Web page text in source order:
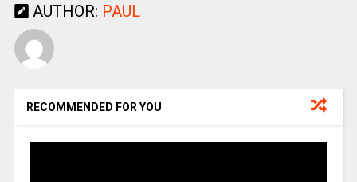
AUTHOR: PAUL
RECOMMENDED FOR YOU